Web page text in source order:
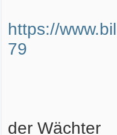
https://
79
der Wächter